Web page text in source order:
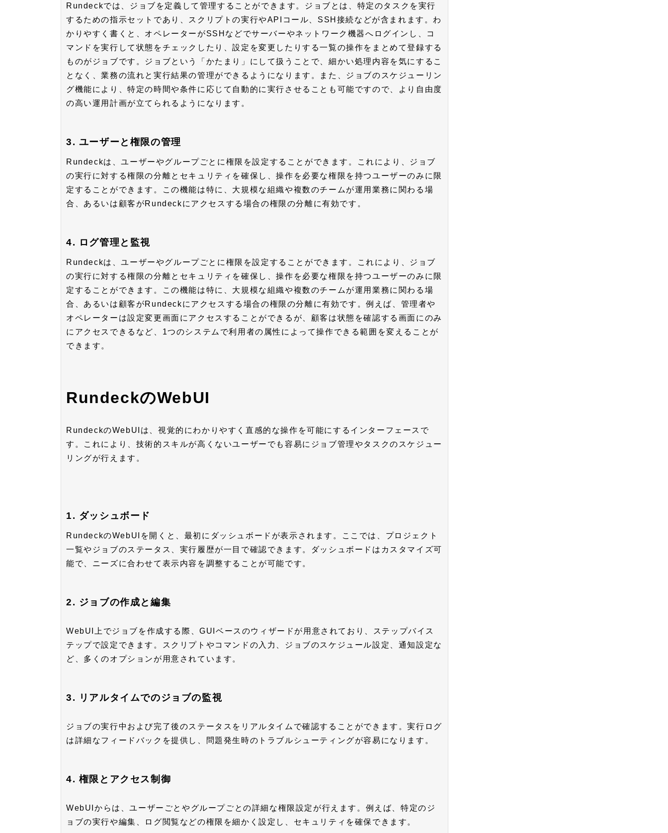
Rundeckでは、ジョブを定義して管理することができます。ジョブとは、特定のタスクを実行
するための指示セットであり、スクリプトの実行やAPIコール、SSH接続などが含まれます。わ
かりやすく書くと、オペレーターがSSHなどでサーバーやネットワーク機器へログインし、コ
マンドを実行して状態をチェックしたり、設定を変更したりする一覧の操作をまとめて登録する
ものがジョブです。ジョブという「かたまり」にして扱うことで、細かい処理内容を気にするこ
となく、業務の流れと実行結果の管理ができるようになります。また、ジョブのスケジューリン
グ機能により、特定の時間や条件に応じて自動的に実行させることも可能ですので、より自由度
の高い運用計画が立てられるようになります。
3. ユーザーと権限の管理
Rundeckは、ユーザーやグループごとに権限を設定することができます。これにより、ジョブ
の実行に対する権限の分離とセキュリティを確保し、操作を必要な権限を持つユーザーのみに限
定することができます。この機能は特に、大規模な組織や複数のチームが運用業務に関わる場
合、あるいは顧客がRundeckにアクセスする場合の権限の分離に有効です。
4. ログ管理と監視
Rundeckは、ユーザーやグループごとに権限を設定することができます。これにより、ジョブ
の実行に対する権限の分離とセキュリティを確保し、操作を必要な権限を持つユーザーのみに限
定することができます。この機能は特に、大規模な組織や複数のチームが運用業務に関わる場
合、あるいは顧客がRundeckにアクセスする場合の権限の分離に有効です。例えば、管理者や
オペレーターは設定変更画面にアクセスすることができるが、顧客は状態を確認する画面にのみ
にアクセスできるなど、1つのシステムで利用者の属性によって操作できる範囲を変えることが
できます。
RundeckのWebUI
RundeckのWebUIは、視覚的にわかりやすく直感的な操作を可能にするインターフェースで
す。これにより、技術的スキルが高くないユーザーでも容易にジョブ管理やタスクのスケジュー
リングが行えます。
1. ダッシュボード
RundeckのWebUIを開くと、最初にダッシュボードが表示されます。ここでは、プロジェクト
一覧やジョブのステータス、実行履歴が一目で確認できます。ダッシュボードはカスタマイズ可
能で、ニーズに合わせて表示内容を調整することが可能です。
2. ジョブの作成と編集
WebUI上でジョブを作成する際、GUIベースのウィザードが用意されており、ステップバイス
テップで設定できます。スクリプトやコマンドの入力、ジョブのスケジュール設定、通知設定な
ど、多くのオプションが用意されています。
3. リアルタイムでのジョブの監視
ジョブの実行中および完了後のステータスをリアルタイムで確認することができます。実行ログ
は詳細なフィードバックを提供し、問題発生時のトラブルシューティングが容易になります。
4. 権限とアクセス制御
WebUIからは、ユーザーごとやグループごとの詳細な権限設定が行えます。例えば、特定のジ
ョブの実行や編集、ログ閲覧などの権限を細かく設定し、セキュリティを確保できます。